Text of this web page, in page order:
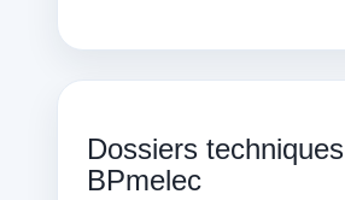
Dossiers techniques
BPmelec